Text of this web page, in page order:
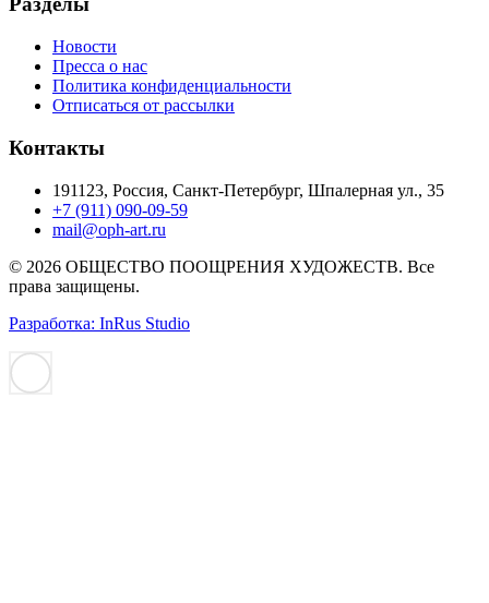
Новости
Пресса о нас
Политика конфиденциальности
Отписаться от рассылки
Контакты
191123, Россия, Санкт-Петербург, Шпалерная ул., 35
+7 (911) 090-09-59
mail@oph-art.ru
© 2026 ОБЩЕСТВО ПООЩРЕНИЯ ХУДОЖЕСТВ. Все
права защищены.
Разработка: InRus Studio